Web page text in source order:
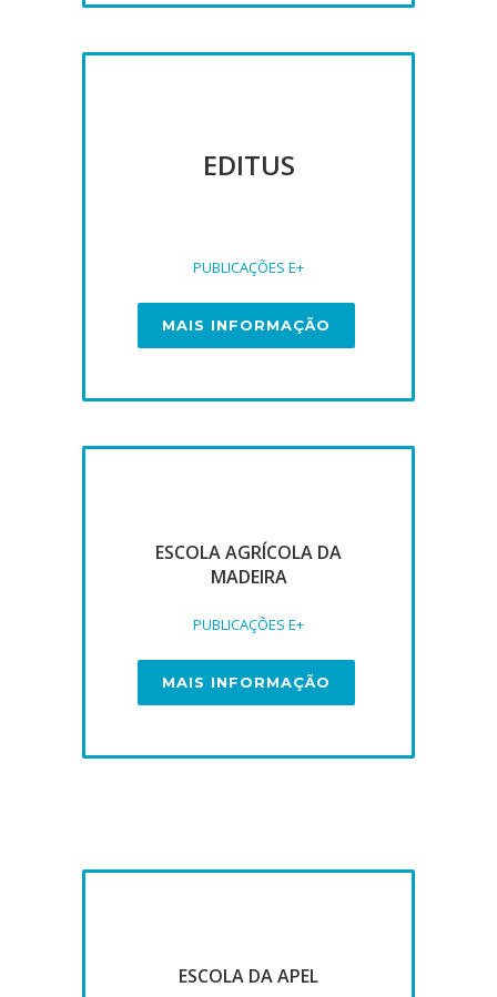
EDITUS
PUBLICAÇÕES E+
MAIS INFORMAÇÃO
ESCOLA AGRÍCOLA DA
MADEIRA
PUBLICAÇÕES E+
MAIS INFORMAÇÃO
ESCOLA DA APEL